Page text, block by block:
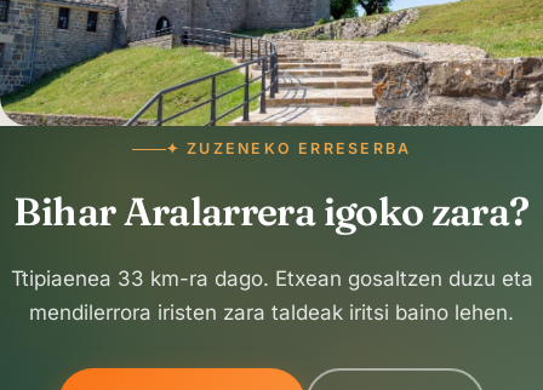
✦ ZUZENEKO ERRESERBA
Bihar Aralarrera igoko zara?
Ttipiaenea 33 km-ra dago. Etxean gosaltzen duzu eta
mendilerrora iristen zara taldeak iritsi baino lehen.